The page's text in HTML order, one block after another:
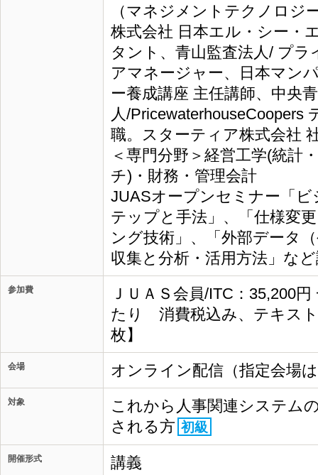
（マネジメントテクノロ
株式会社 日本エル・シー
タント、青山監査法人/ プ
アマネージャー、日本マン
ー養成講座 主任講師、中央
人/PricewaterhouseCoopers
職。スターティア株式会社
＜専門分野＞経営工学(統計
チ)・財務・管理会計
JUASオープンセミナー「
テップと手法」、「仕様変
ング技術」、「外部データ
収集と分析・活用方法」な
参加費
ＪＵＡＳ会員/ITC：35,200
たり 消費税込み、テキス
枚】
会場 オンライン配信（指定会場
対象
これから人事関連システム
される方 初級
開催形式 講義